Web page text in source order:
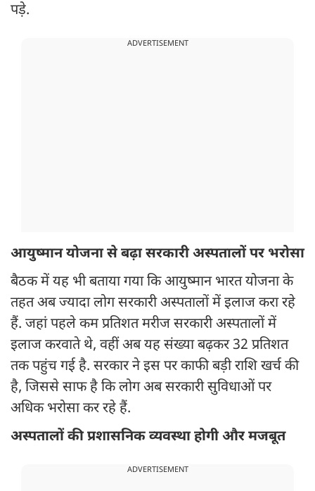
पड़े.
ADVERTISEMENT
आयुष्मान योजना से बढ़ा सरकारी अस्पतालों पर भरोसा
बैठक में यह भी बताया गया कि आयुष्मान भारत योजना के
तहत अब ज्यादा लोग सरकारी अस्पतालों में इलाज करा रहे
हैं. जहां पहले कम प्रतिशत मरीज सरकारी अस्पतालों में
इलाज करवाते थे, वहीं अब यह संख्या बढ़कर 32 प्रतिशत
तक पहुंच गई है. सरकार ने इस पर काफी बड़ी राशि खर्च की
है, जिससे साफ है कि लोग अब सरकारी सुविधाओं पर
अधिक भरोसा कर रहे हैं.
अस्पतालों की प्रशासनिक व्यवस्था होगी और मजबूत
ADVERTISEMENT